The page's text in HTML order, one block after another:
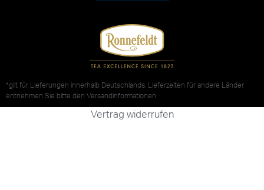
*gilt für Lieferungen innerhalb Deutschlands, Lieferzeiten für andere Länder
entnehmen Sie bitte den Versandinformationen
Vertrag widerrufen